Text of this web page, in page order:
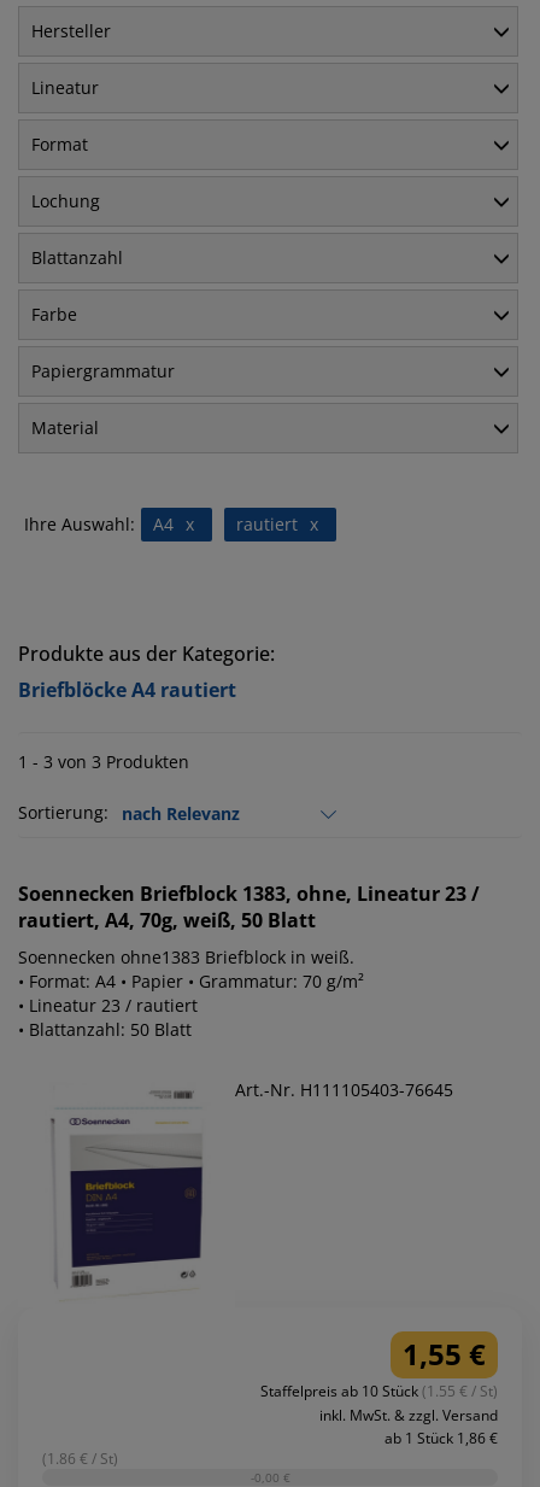
Hersteller
Lineatur
Format
Lochung
Blattanzahl
Farbe
Papiergrammatur
Material
Ihre Auswahl: x
A4 x
rautiert
Produkte aus der Kategorie:
Briefblöcke A4 rautiert
1 - 3 von 3 Produkten
Sortierung:
Soennecken Briefblock 1383, ohne, Lineatur 23 /
rautiert, A4, 70g, weiß, 50 Blatt
Soennecken ohne1383 Briefblock in weiß.
• Format: A4 • Papier • Grammatur: 70 g/m²
• Lineatur 23 / rautiert
• Blattanzahl: 50 Blatt
Art.-Nr. H111105403-76645
1,55 €
Staffelpreis ab 10 Stück(1.55 € / St)
inkl. MwSt. & zzgl. Versand
ab 1 Stück 1,86 €
(1.86 € / St)
-0,00 €